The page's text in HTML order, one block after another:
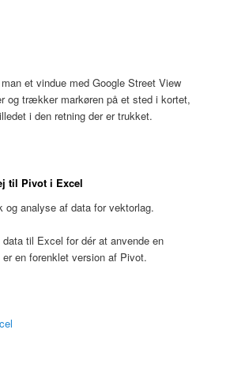
et vindue med Google Street View
og trækker markøren på et sted i kortet,
i den retning der er trukket.
til Pivot i Excel
analyse af data for vektorlag.
til Excel for dér at anvende en
en forenklet version af Pivot.